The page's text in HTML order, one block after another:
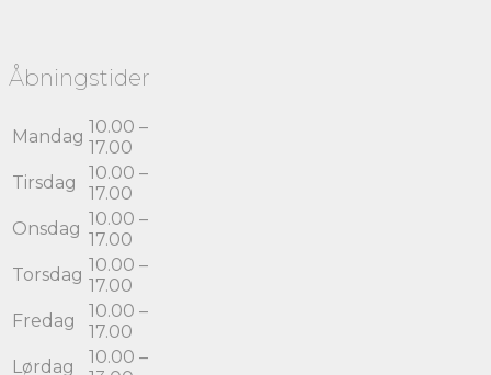
Åbningstider
Mandag 10.00 –
17.00
Tirsdag
10.00 –
17.00
Onsdag 10.00 –
17.00
Torsdag 10.00 –
17.00
Fredag
10.00 –
17.00
Lørdag
10.00 –